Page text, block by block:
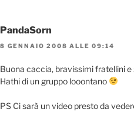
PandaSorn
8 GENNAIO 2008 ALLE 09:14
Buona caccia, bravissimi fratellini e
Hathi di un gruppo looontano
PS Ci sarà un video presto da